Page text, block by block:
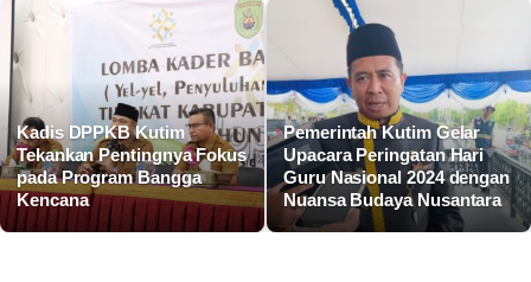
Kadis DPPKB Kutim
Tekankan Pentingnya Fokus
pada Program Bangga
Kencana
Pemerintah Kutim Gelar
Upacara Peringatan Hari
Guru Nasional 2024 dengan
Nuansa Budaya Nusantara